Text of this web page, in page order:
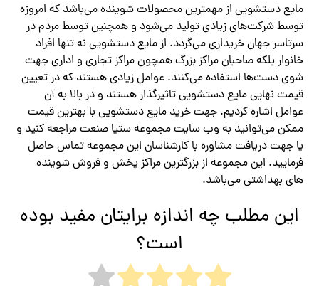
مایع دستشویی از مهمترین محصولات شوینده می‌باشد که امروزه
توسط شرکت‌های زیادی تولید می‌شود و همچنین توسط مردم در
سرتاسر جهان خریداری می‌گردد. از مایع دستشویی نه تنها افراد
خانوار بلکه صاحبان مراکز بزرگ همچون مراکز تجاری و اداری جهت
شوی دست‌ها استفاده می‌کنند. عوامل زیادی هستند که در تعیین
قیمت نهایی مایع دستشویی تاثیرگذار هستند و در بالا به آن
عوامل اشاره کردیم. جهت خرید مایع دستشویی با بهترین قیمت
ممکن می‌توانید به وب سایت مجموعه ستیا صنعت مراجعه کنید و
یا جهت دریافت مشاوره با کارشناسان این مجموعه تماس حاصل
فرمایید. این مجموعه از بزرگترین مراکز پخش و فروش شوینده
های بهداشتی می‌باشد.
این مطلب چه اندازه برایتان مفید بوده
است؟